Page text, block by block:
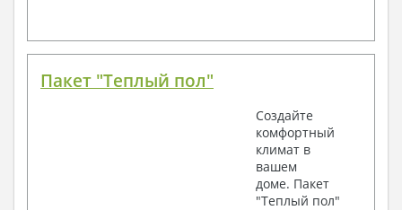
Пакет "Теплый пол"
Создайте
комфортный
климат в
вашем
доме. Пакет
"Теплый пол"